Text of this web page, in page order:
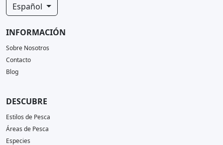
Español
INFORMACIÓN
Sobre Nosotros
Contacto
Blog
DESCUBRE
Estilos de Pesca
Áreas de Pesca
Especies